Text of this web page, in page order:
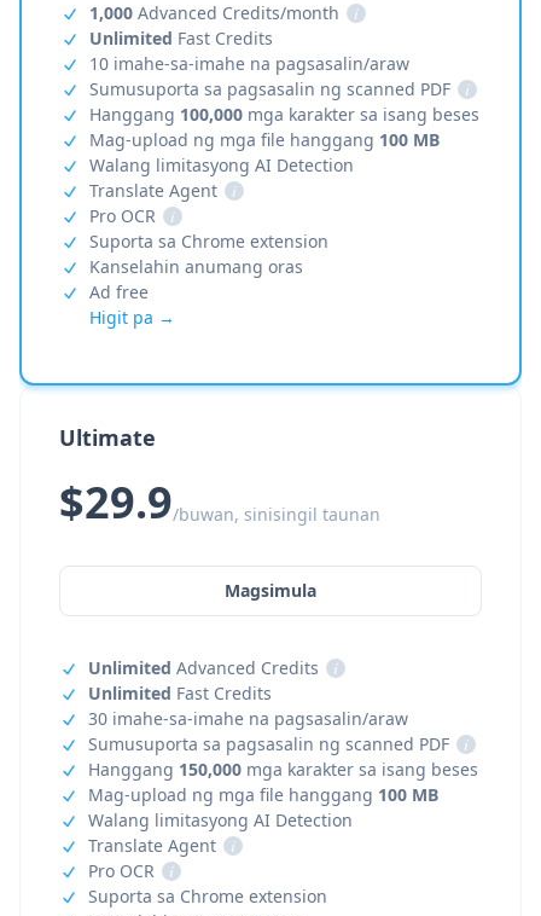
1,000 Advanced Credits/month
i
Unlimited Fast Credits
10 imahe-sa-imahe na pagsasalin/araw
Sumusuporta sa pagsasalin ng scanned PDF
i
Hanggang 100,000 mga karakter sa isang beses
Mag-upload ng mga file hanggang 100 MB
Walang limitasyong AI Detection
Translate Agent
i
Pro OCR
i
Suporta sa Chrome extension
Kanselahin anumang oras
Ad free
Higit pa →
Ultimate
$29.9/buwan, sinisingil taunan
Magsimula
Unlimited Advanced Credits
i
Unlimited Fast Credits
30 imahe-sa-imahe na pagsasalin/araw
Sumusuporta sa pagsasalin ng scanned PDF
i
Hanggang 150,000 mga karakter sa isang beses
Mag-upload ng mga file hanggang 100 MB
Walang limitasyong AI Detection
Translate Agent
i
Pro OCR
i
Suporta sa Chrome extension